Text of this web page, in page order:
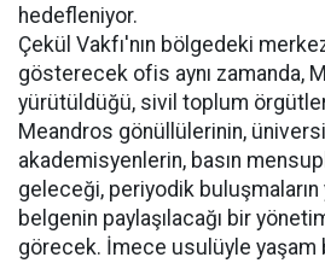
hedefleniyor.
Çekül Vakfı'nın bölgedeki
gösterecek ofis aynı zamanda,
yürütüldüğü, sivil toplum
Meandros gönüllülerinin,
akademisyenlerin, basın
geleceği, periyodik buluşmaların
belgenin paylaşılacağı bir
görecek. İmece usulüyle